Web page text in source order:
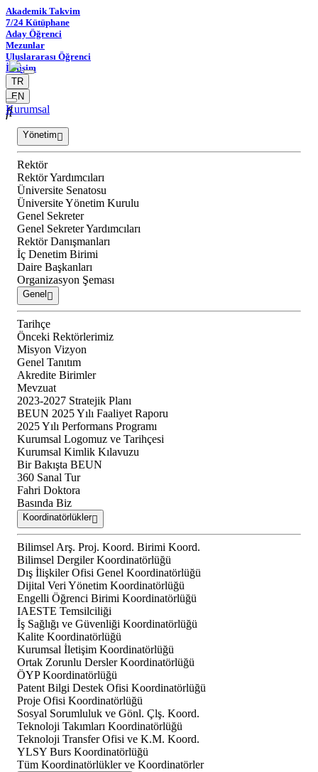
Akademik Takvim
7/24 Kütüphane
Aday Öğrenci
Mezunlar
Uluslararası Öğrenci
İletişim
TR
EN
Kurumsal
Yönetim
Rektör
Rektör Yardımcıları
Üniversite Senatosu
Üniversite Yönetim Kurulu
Genel Sekreter
Genel Sekreter Yardımcıları
Rektör Danışmanları
İç Denetim Birimi
Daire Başkanları
Organizasyon Şeması
Genel
Tarihçe
Önceki Rektörlerimiz
Misyon Vizyon
Genel Tanıtım
Akredite Birimler
Mevzuat
2023-2027 Stratejik Planı
BEUN 2025 Yılı Faaliyet Raporu
2025 Yılı Performans Programı
Kurumsal Logomuz ve Tarihçesi
Kurumsal Kimlik Kılavuzu
Bir Bakışta BEUN
360 Sanal Tur
Fahri Doktora
Basında Biz
Koordinatörlükler
Bilimsel Arş. Proj. Koord. Birimi Koord.
Bilimsel Dergiler Koordinatörlüğü
Dış İlişkiler Ofisi Genel Koordinatörlüğü
Dijital Veri Yönetim Koordinatörlüğü
Engelli Öğrenci Birimi Koordinatörlüğü
IAESTE Temsilciliği
İş Sağlığı ve Güvenliği Koordinatörlüğü
Kalite Koordinatörlüğü
Kurumsal İletişim Koordinatörlüğü
Ortak Zorunlu Dersler Koordinatörlüğü
ÖYP Koordinatörlüğü
Patent Bilgi Destek Ofisi Koordinatörlüğü
Proje Ofisi Koordinatörlüğü
Sosyal Sorumluluk ve Gönl. Çlş. Koord.
Teknoloji Takımları Koordinatörlüğü
Teknoloji Transfer Ofisi ve K.M. Koord.
YLSY Burs Koordinatörlüğü
Tüm Koordinatörlükler ve Koordinatörler